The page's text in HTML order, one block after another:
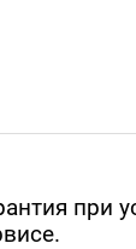
при